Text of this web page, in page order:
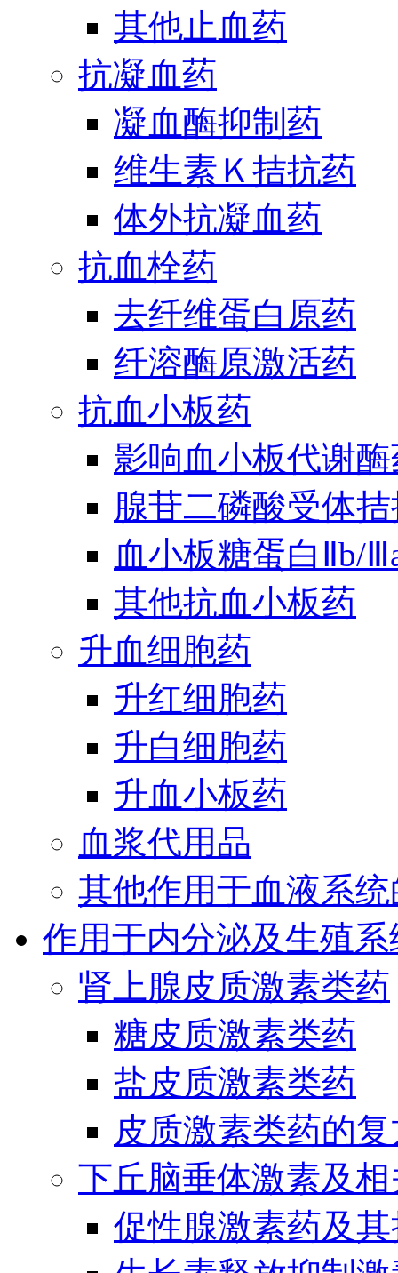
其他止血药
抗凝血药
凝血酶抑制药
维生素Ｋ拮抗药
体外抗凝血药
抗血栓药
去纤维蛋白原药
纤溶酶原激活药
抗血小板药
影响血小板代谢
腺苷二磷酸受体
血小板糖蛋白Ⅱb/
其他抗血小板药
升血细胞药
升红细胞药
升白细胞药
升血小板药
血浆代用品
其他作用于血液系
作用于内分泌及生殖
肾上腺皮质激素类药
糖皮质激素类药
盐皮质激素类药
皮质激素类药的
下丘脑垂体激素及
促性腺激素药及